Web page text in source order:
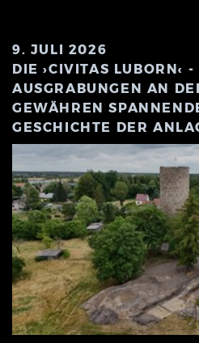
9. JULI 2026
DIE ›CIVITAS LUBORN‹
AUSGRABUNGEN AN
GEWÄHREN
GESCHICHTE DER